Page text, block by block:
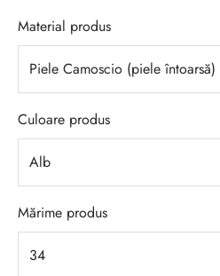
Material produs
Culoare produs
Mărime produs